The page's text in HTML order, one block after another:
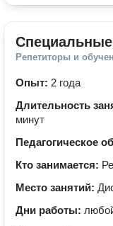
Репетиторы и
Опыт: 2 года
Длительность
минут
Педагогическое
Кто занимается:
Место занятий:
Дни работы: